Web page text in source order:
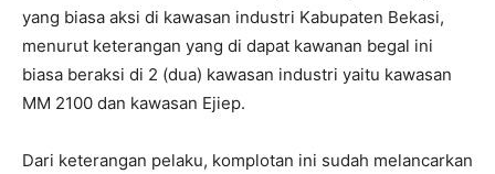
yang biasa aksi di kawasan industri Kabupaten Bekasi,
menurut keterangan yang di dapat kawanan begal ini
biasa beraksi di 2 (dua) kawasan industri yaitu kawasan
MM 2100 dan kawasan Ejiep.
Dari keterangan pelaku, komplotan ini sudah melancarkan